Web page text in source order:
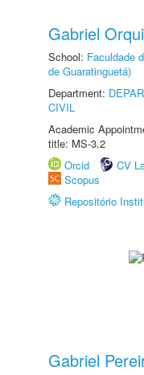
Gabriel
School: Faculdade
de Guaratinguetá)
Department:
CIVIL
Academic
title: MS-3.2
Orcid
CV
Scopus
Repositório
Gabriel